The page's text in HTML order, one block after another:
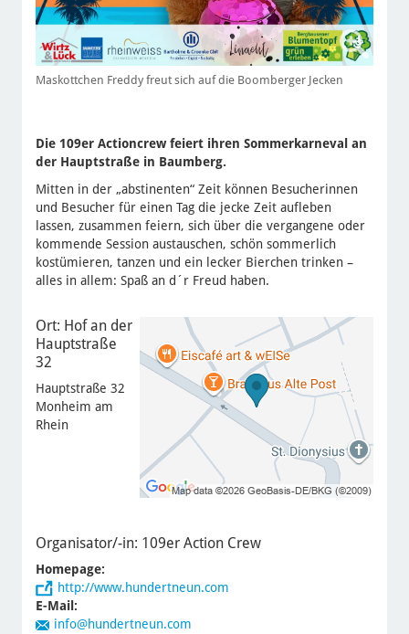
Maskottchen Freddy freut sich auf die Boomberger Jecken
Die 109er Actioncrew feiert ihren Sommerkarneval an
der Hauptstraße in Baumberg.
Mitten in der „abstinenten“ Zeit können Besucherinnen
und Besucher für einen Tag die jecke Zeit aufleben
lassen, zusammen feiern, sich über die vergangene oder
kommende Session austauschen, schön sommerlich
kostümieren, tanzen und ein lecker Bierchen trinken –
alles in allem: Spaß an d´r Freud haben.
Ort: Hof an der
Hauptstraße
32
Hauptstraße 32
Monheim am
Rhein
Organisator/-in: 109er Action Crew
Homepage:
http://www.hundertneun.com
E-Mail:
info@hundertneun.com